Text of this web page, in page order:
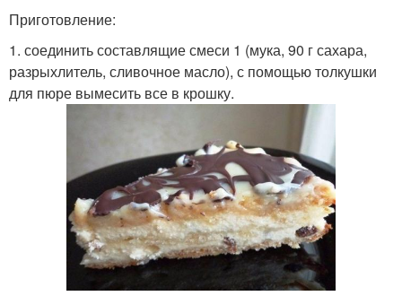
Приготовление:
1. соединить составлящие смеси 1 (мука, 90 г сахара,
разрыхлитель, сливочное масло), с помощью толкушки
для пюре вымесить все в крошку.